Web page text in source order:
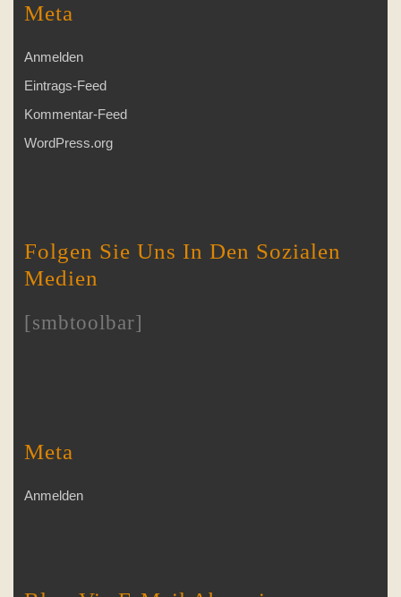
Meta
Anmelden
Eintrags-Feed
Kommentar-Feed
WordPress.org
Folgen Sie Uns In Den Sozialen
Medien
[smbtoolbar]
Meta
Anmelden